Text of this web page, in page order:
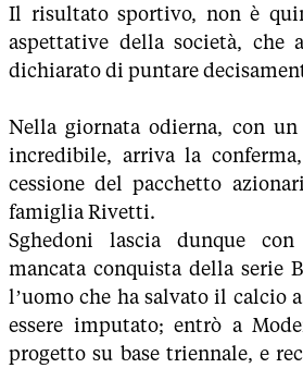
Il risultato sportivo, non è
aspettative della società, che
dichiarato di puntare
Nella giornata odierna, con
incredibile, arriva la
cessione del pacchetto
famiglia Rivetti.
Sghedoni lascia dunque
mancata conquista della serie
l’uomo che ha salvato il calcio
essere imputato; entrò a
progetto su base triennale, e